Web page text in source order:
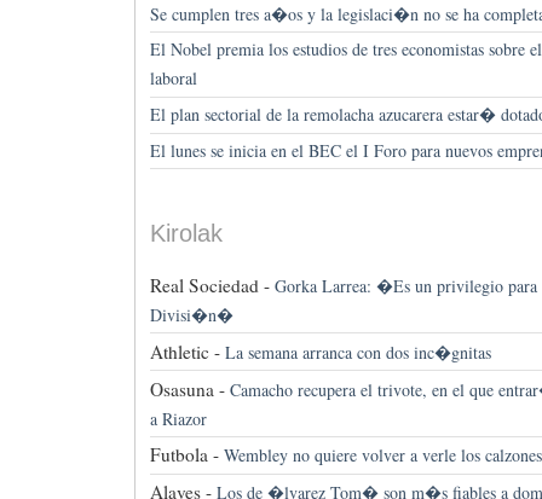
Se cumplen tres a�os y la legislaci�n no se ha
El Nobel premia los estudios de tres economistas sobre
laboral
El plan sectorial de la remolacha azucarera estar�
El lunes se inicia en el BEC el I Foro para nuevos
Kirolak
Real Sociedad - Gorka Larrea: �Es un privilegio para
Divisi�n�
Athletic - La semana arranca con dos inc�gnitas
Osasuna - Camacho recupera el trivote, en el que
a Riazor
Futbola - Wembley no quiere volver a verle los
Alaves - Los de �lvarez Tom� son m�s fiables a